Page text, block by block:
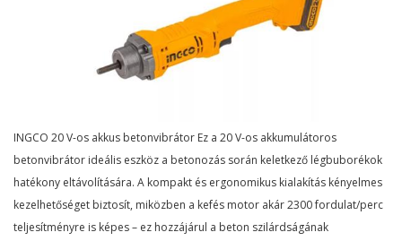
INGCO 20 V-os akkus betonvibrátor Ez a 20 V-os akkumulátoros
betonvibrátor ideális eszköz a betonozás során keletkező légbuborékok
hatékony eltávolítására. A kompakt és ergonomikus kialakítás kényelmes
kezelhetőséget biztosít, miközben a kefés motor akár 2300 fordulat/perc
teljesítményre is képes – ez hozzájárul a beton szilárdságának